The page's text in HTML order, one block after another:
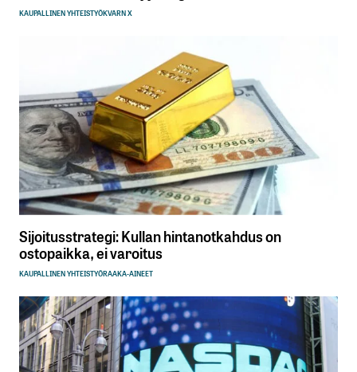
KAUPALLINEN YHTEISTYÖKVARN X
Sijoitusstrategi: Kullan hintanotkahdus on
ostopaikka, ei varoitus
KAUPALLINEN YHTEISTYÖRAAKA-AINEET